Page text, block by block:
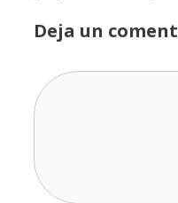
Deja un
Comentario